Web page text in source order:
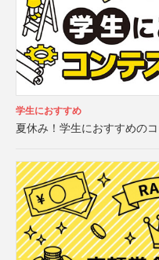
学生におすすめ
夏休み！学生におすすめの